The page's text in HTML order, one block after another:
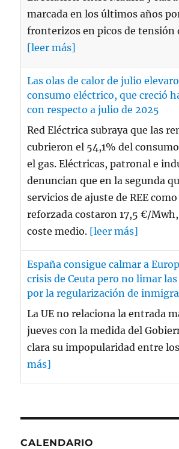
marcada en los últimos años
fronterizos en picos de tensión
[leer más]
Las olas de calor de julio
consumo eléctrico, que creció
con respecto a julio de 2025
Red Eléctrica subraya que las
cubrieron el 54,1% del
el gas. Eléctricas, patronal e
denuncian que en la segunda
servicios de ajuste de REE
reforzada costaron 17,5 €/Mwh,
coste medio. [leer más]
España consigue calmar a
crisis de Ceuta pero no limar las
por la regularización de
La UE no relaciona la entrada
jueves con la medida del
clara su impopularidad entre
más]
CALENDARIO